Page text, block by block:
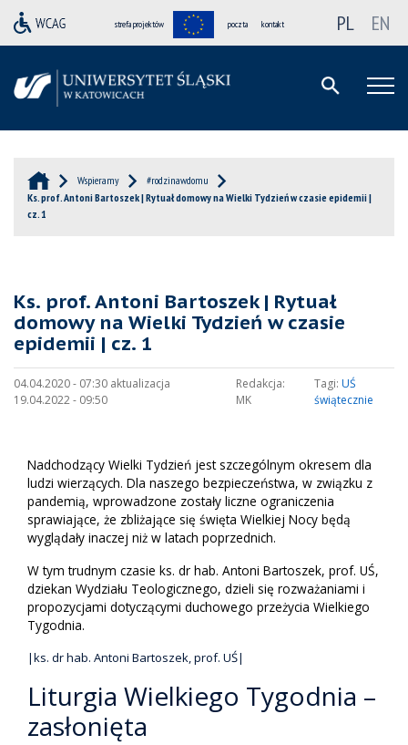
strefa projektów poczta kontakt PL EN
Wspieramy
#rodzinawdomu
Ks. prof. Antoni Bartoszek | Rytuał domowy na Wielki Tydzień w czasie epidemii |
cz. 1
Ks. prof. Antoni Bartoszek | Rytuał
domowy na Wielki Tydzień w czasie
epidemii | cz. 1
04.04.2020 - 07:30 aktualizacja
19.04.2022 - 09:50
Redakcja:
MK
Tagi: UŚ
świątecznie
Nadchodzący Wielki Tydzień jest szczególnym okresem dla
ludzi wierzących. Dla naszego bezpieczeństwa, w związku z
pandemią, wprowadzone zostały liczne ograniczenia
sprawiające, że zbliżające się święta Wielkiej Nocy będą
wyglądały inaczej niż w latach poprzednich.
W tym trudnym czasie ks. dr hab. Antoni Bartoszek, prof. UŚ,
dziekan Wydziału Teologicznego, dzieli się rozważaniami i
propozycjami dotyczącymi duchowego przeżycia Wielkiego
Tygodnia.
|ks. dr hab. Antoni Bartoszek, prof. UŚ|
Liturgia Wielkiego Tygodnia –
zasłonięta